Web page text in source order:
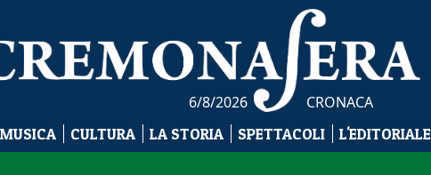
6/8/2026 CRONACA
CULTURA LA STORIA SPETTACOLI L'EDITORIALE